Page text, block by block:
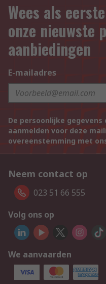
Wees als
onze nieuwste
aanbiedingen
E-mailadres
De persoonlijke
aanmelden voor deze
overeenstemming met
Neem contact op
023 51 66 555
Volg ons op
We aanvaarden